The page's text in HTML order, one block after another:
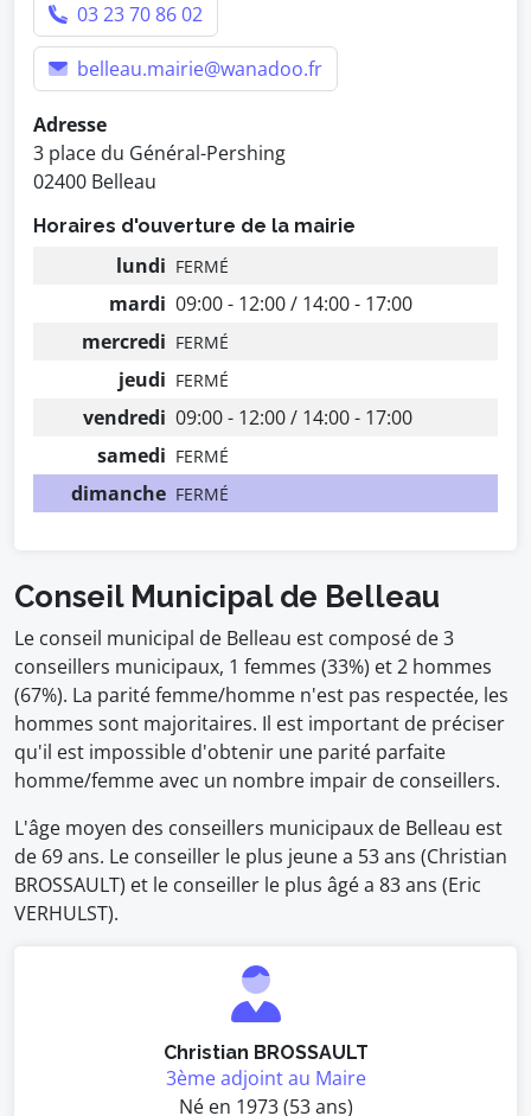
03 23 70 86 02
belleau.mairie@wanadoo.fr
Adresse
3 place du Général-Pershing
02400 Belleau
Horaires d'ouverture de la mairie
lundi FERMÉ
mardi 09:00 - 12:00 / 14:00 - 17:00
mercredi FERMÉ
jeudi FERMÉ
vendredi 09:00 - 12:00 / 14:00 - 17:00
samedi FERMÉ
dimanche FERMÉ
Conseil Municipal de Belleau
Le conseil municipal de Belleau est composé de 3
conseillers municipaux, 1 femmes (33%) et 2 hommes
(67%). La parité femme/homme n'est pas respectée, les
hommes sont majoritaires. Il est important de préciser
qu'il est impossible d'obtenir une parité parfaite
homme/femme avec un nombre impair de conseillers.
L'âge moyen des conseillers municipaux de Belleau est
de 69 ans. Le conseiller le plus jeune a 53 ans (Christian
BROSSAULT) et le conseiller le plus âgé a 83 ans (Eric
VERHULST).
Christian BROSSAULT
3ème adjoint au Maire
Né en 1973 (53 ans)